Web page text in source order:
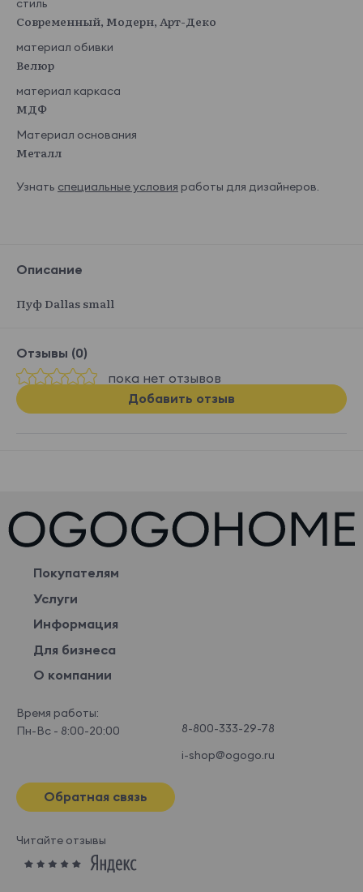
Современный, Модерн, Арт-Деко
материал обивки
Велюр
материал каркаса
МДФ
Материал основания
Металл
Узнать специальные условия работы для дизайнеров.
Описание
Пуф Dallas small
Отзывы (0)
пока нет отзывов
Добавить отзыв
Покупателям
Услуги
Информация
Для бизнеса
О компании
Время работы:
Пн-Вс - 8:00-20:00
8-800-333-29-78
i-shop@ogogo.ru
Обратная связь
Читайте отзывы